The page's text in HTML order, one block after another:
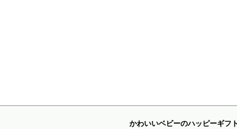
かわいいベビーのハッピーギフ